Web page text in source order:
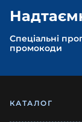
Спеціальні
промокоди
КАТАЛОГ